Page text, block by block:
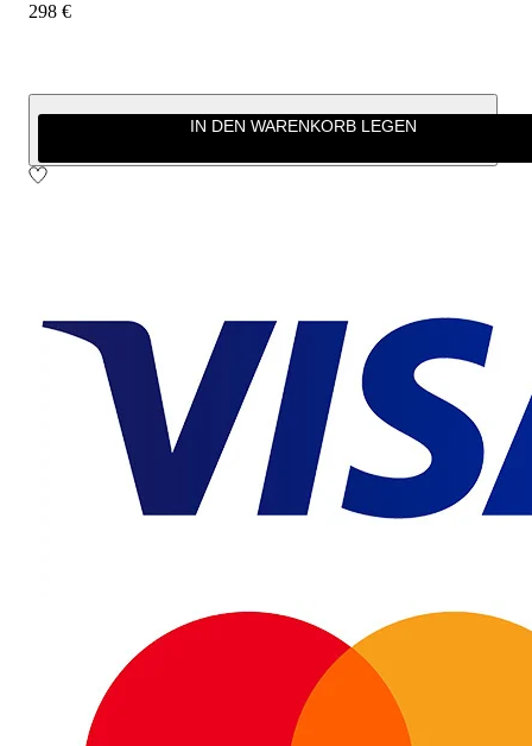
298 €
IN DEN WARENKORB LEGEN